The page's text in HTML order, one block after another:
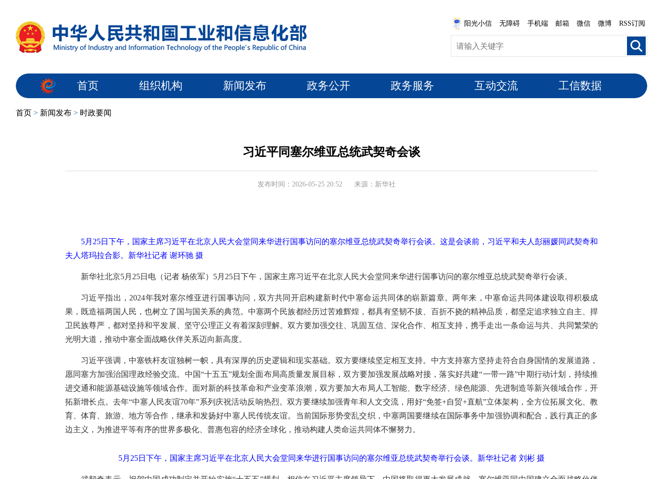
阳光小信 无障碍 手机端 邮箱 微信 微博 RSS订阅
首页 组织机构 新闻发布 政务公开 政务服务 互动交流 工信数据
首页 > 新闻发布 > 时政要闻
习近平同塞尔维亚总统武契奇会谈
发布时间：2026-05-25 20:52 来源：新华社
5月25日下午，国家主席习近平在北京人民大会堂同来华进行国事访问的塞尔维亚总统武契奇举行会谈。这是会谈前，习近平和夫人彭丽媛同武契奇和
夫人塔玛拉合影。新华社记者 谢环驰 摄
新华社北京5月25日电（记者 杨依军）5月25日下午，国家主席习近平在北京人民大会堂同来华进行国事访问的塞尔维亚总统武契奇举行会谈。
习近平指出，2024年我对塞尔维亚进行国事访问，双方共同开启构建新时代中塞命运共同体的崭新篇章。两年来，中塞命运共同体建设取得积极成
果，既造福两国人民，也树立了国与国关系的典范。中塞两个民族都经历过苦难辉煌，都具有坚韧不拔、百折不挠的精神品质，都坚定追求独立自主、捍
卫民族尊严，都对坚持和平发展、坚守公理正义有着深刻理解。双方要加强交往、巩固互信、深化合作、相互支持，携手走出一条命运与共、共同繁荣的
光明大道，推动中塞全面战略伙伴关系迈向新高度。
习近平强调，中塞铁杆友谊独树一帜，具有深厚的历史逻辑和现实基础。双方要继续坚定相互支持。中方支持塞方坚持走符合自身国情的发展道路，
愿同塞方加强治国理政经验交流。中国“十五五”规划全面布局高质量发展目标，双方要加强发展战略对接，落实好共建“一带一路”中期行动计划，持续推
进交通和能源基础设施等领域合作。面对新的科技革命和产业变革浪潮，双方要加大布局人工智能、数字经济、绿色能源、先进制造等新兴领域合作，开
拓新增长点。去年“中塞人民友谊70年”系列庆祝活动反响热烈。双方要继续加强青年和人文交流，用好“免签+自贸+直航”立体架构，全方位拓展文化、教
育、体育、旅游、地方等合作，继承和发扬好中塞人民传统友谊。当前国际形势变乱交织，中塞两国要继续在国际事务中加强协调和配合，践行真正的多
边主义，为推进平等有序的世界多极化、普惠包容的经济全球化，推动构建人类命运共同体不懈努力。
5月25日下午，国家主席习近平在北京人民大会堂同来华进行国事访问的塞尔维亚总统武契奇举行会谈。新华社记者 刘彬 摄